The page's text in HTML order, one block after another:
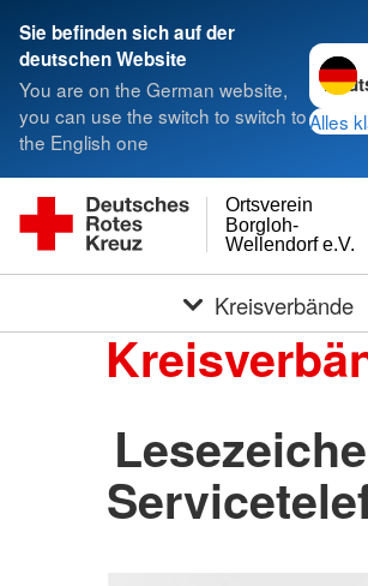
Sie befinden sich auf der
deutschen Website
You are on the German website,
you can use the switch to switch to
the English one
Alles
Wellendorf e.V.
Borgloh-
Ortsverein
Kreisverbände